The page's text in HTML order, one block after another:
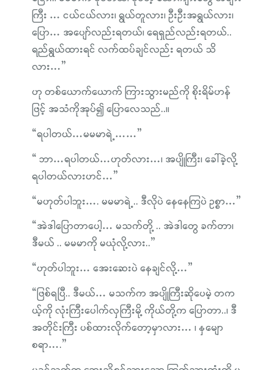
ကြီး … ငယ်ငယ်လား၊ ရွယ်တူလား၊ ဦးဦးအရွယ်လား၊
ပြော… အပျော်လည်းရတယ်၊ ရေရှည်လည်းရတယ်..
ရည်ရွယ်ထားရင် လက်ထပ်ချင်လည်း ရတယ် သိ
လား…”
ဟု တစ်ယောက်ယောက် ကြားသွားမည်ကို စိုးရိမ်ဟန်
ဖြင့် အသံကိုအုပ်၍ ပြောလေသည်..။
“ရပါတယ်…မမမာရဲ့……”
“ ဘာ…ရပါတယ်…ဟုတ်လား…၊ အပျိုကြီး၊ ခေါ်ခဲ့လို့
ရပါတယ်လားဟင်…”
“မဟုတ်ပါဘူး…. မမမာရဲ့.. ဒီလိုပဲ နေနေကြပဲ ဥစ္စာ…”
“အဲဒါပြောတာပေါ့… မသက်တို့ .. အဲဒါတွေ ခက်တာ၊
ဒီမယ် .. မမမာကို မယုံလို့လား..”
“ဟုတ်ပါဘူး… အေးဆေးပဲ နေချင်လို့…”
“ဖြစ်ရပြီ.. ဒီမယ်… မသက်က အပျိုကြီးဆိုပေမဲ့ တက
ယ့်ကို လုံးကြီးပေါက်လှကြီးမို့ ကိုယ်တို့က ပြောတာ..၊ ဒီ
အတိုင်းကြီး ပစ်ထားလိုက်တော့မှာလား… ၊ နှမျော
စရာ….”